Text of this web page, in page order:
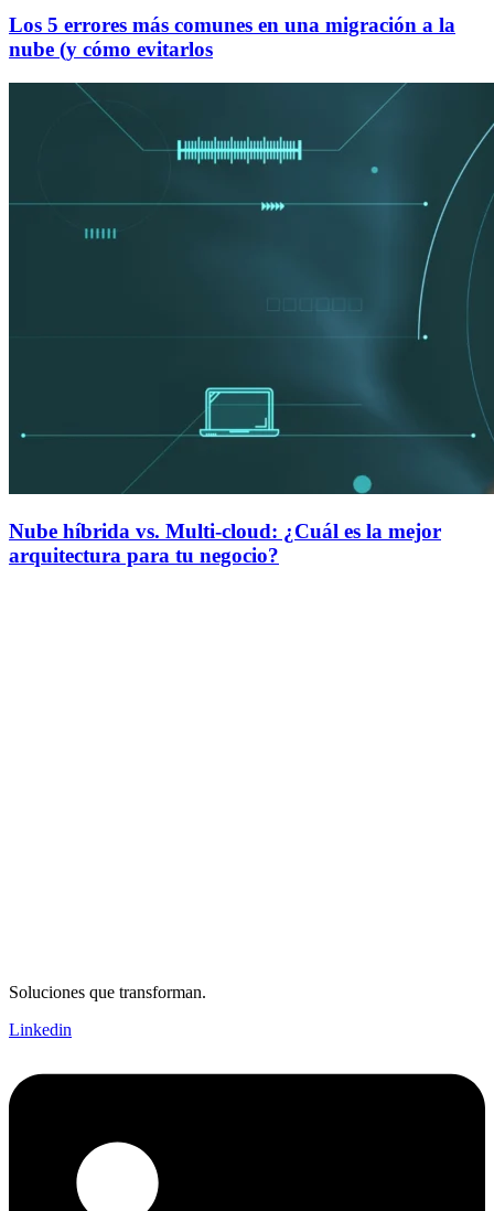
Los 5 errores más comunes en una migración a la
nube (y cómo evitarlos
Nube híbrida vs. Multi-cloud: ¿Cuál es la mejor
arquitectura para tu negocio?
Soluciones que transforman.
Linkedin